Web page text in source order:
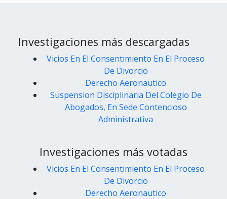
Investigaciones más descargadas
Vicios En El Consentimiento En El Proceso
De Divorcio
Derecho Aeronautico
Suspension Disciplinaria Del Colegio De
Abogados, En Sede Contencioso
Administrativa
Investigaciones más votadas
Vicios En El Consentimiento En El Proceso
De Divorcio
Derecho Aeronautico